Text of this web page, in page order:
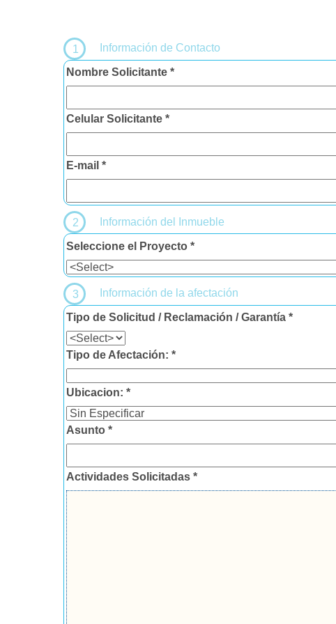
1 Información de Contacto
Nombre Solicitante *
Celular Solicitante *
E-mail *
2 Información del Inmueble
Seleccione el Proyecto *
3 Información de la afectación
Tipo de Solicitud / Reclamación / Garantía *
Tipo de Afectación: *
Ubicacion: *
Asunto *
Actividades Solicitadas *